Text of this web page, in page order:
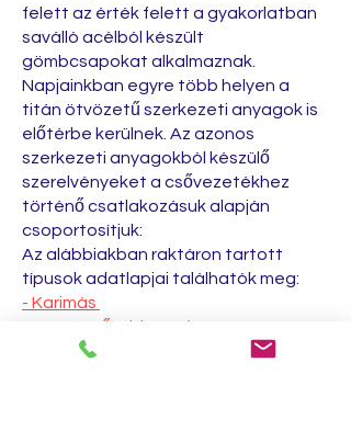
felett az érték felett a gyakorlatban
saválló acélból készült
gömbcsapokat alkalmaznak.
Napjainkban egyre több helyen a
titán ötvözetű szerkezeti anyagok is
előtérbe kerülnek. Az azonos
szerkezeti anyagokból készülő
szerelvényeket a csővezetékhez
történő csatlakozásuk alapján
csoportosítjuk:
Az alábbiakban raktáron tartott
típusok adatlapjai találhatók meg:
- Karimás
- Hegesztőtoldatos (tompavarratos
vagy furatos)